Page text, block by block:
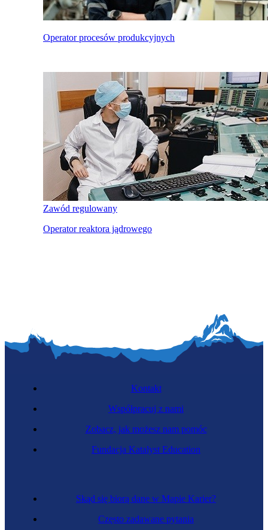
Operator procesów produkcyjnych
Zawód regulowany
Operator reaktora jądrowego
Skąd się biorą dane w Mapie Karier?
Często zadawane pytania
Kontakt
Współpracuj z nami
Zobacz, jak możesz nam pomóc
Fundacja Katalyst Education